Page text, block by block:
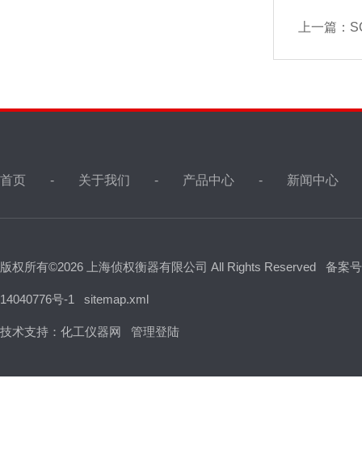
上一篇：
首页 关于我们 产品中心 新闻中心
版权所有©2026 上海侦权衡器有限公司 All Rights Reserved 备案
14040776号-1 sitemap.xml
技术支持： 化工仪器网 管理登陆